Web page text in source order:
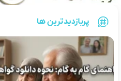
پربازدیدترین ها